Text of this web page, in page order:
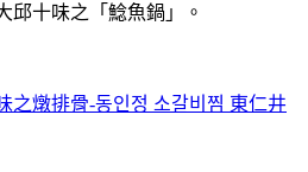
邱十味之「鯰魚鍋」。
之燉排骨-동인정 소갈비찜 東仁井